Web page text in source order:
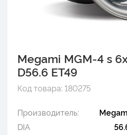
Megami MGM-4 s
D56.6 ET49
Код товара: 180275
Производитель:
DIA